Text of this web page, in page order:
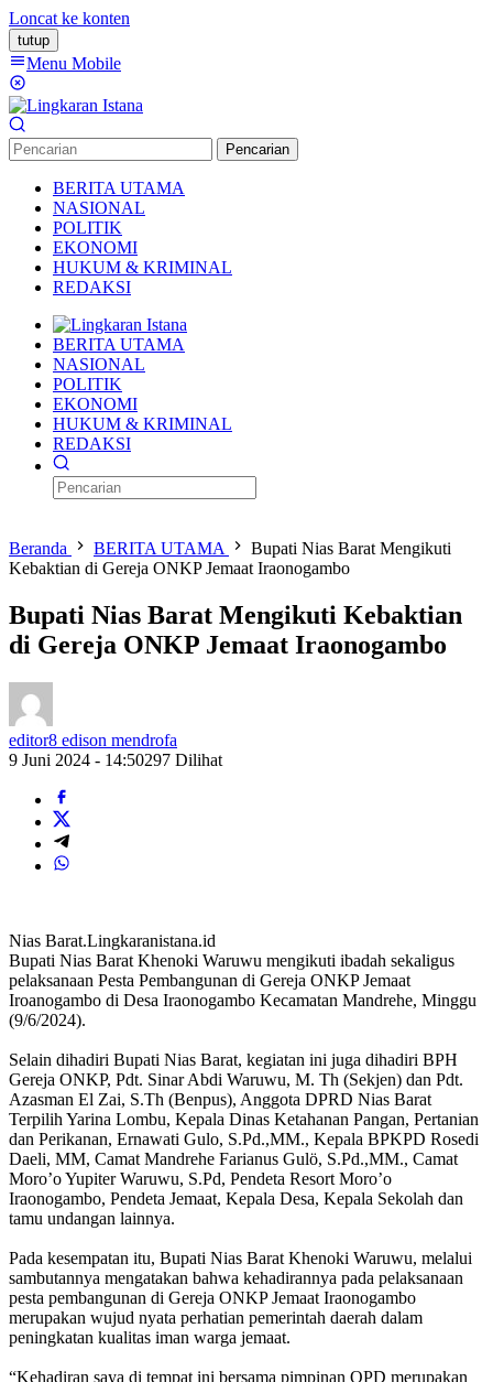
Loncat ke konten
tutup
Menu Mobile
Pencarian
BERITA UTAMA
NASIONAL
POLITIK
EKONOMI
HUKUM & KRIMINAL
REDAKSI
BERITA UTAMA
NASIONAL
POLITIK
EKONOMI
HUKUM & KRIMINAL
REDAKSI
Beranda BERITA UTAMA
Bupati Nias Barat Mengikuti
Kebaktian di Gereja ONKP Jemaat Iraonogambo
Bupati Nias Barat Mengikuti Kebaktian
di Gereja ONKP Jemaat Iraonogambo
editor8 edison mendrofa
9 Juni 2024 - 14:50297 Dilihat
Nias Barat.Lingkaranistana.id
Bupati Nias Barat Khenoki Waruwu mengikuti ibadah sekaligus
pelaksanaan Pesta Pembangunan di Gereja ONKP Jemaat
Iroanogambo di Desa Iraonogambo Kecamatan Mandrehe, Minggu
(9/6/2024).
Selain dihadiri Bupati Nias Barat, kegiatan ini juga dihadiri BPH
Gereja ONKP, Pdt. Sinar Abdi Waruwu, M. Th (Sekjen) dan Pdt.
Azasman El Zai, S.Th (Benpus), Anggota DPRD Nias Barat
Terpilih Yarina Lombu, Kepala Dinas Ketahanan Pangan, Pertanian
dan Perikanan, Ernawati Gulo, S.Pd.,MM., Kepala BPKPD Rosedi
Daeli, MM, Camat Mandrehe Farianus Gulö, S.Pd.,MM., Camat
Moro’o Yupiter Waruwu, S.Pd, Pendeta Resort Moro’o
Iraonogambo, Pendeta Jemaat, Kepala Desa, Kepala Sekolah dan
tamu undangan lainnya.
Pada kesempatan itu, Bupati Nias Barat Khenoki Waruwu, melalui
sambutannya mengatakan bahwa kehadirannya pada pelaksanaan
pesta pembangunan di Gereja ONKP Jemaat Iraonogambo
merupakan wujud nyata perhatian pemerintah daerah dalam
peningkatan kualitas iman warga jemaat.
“Kehadiran saya di tempat ini bersama pimpinan OPD merupakan